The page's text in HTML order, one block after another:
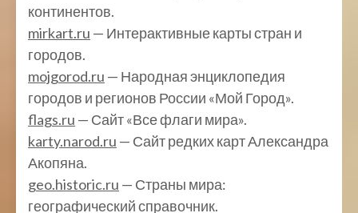
континентов.
mirkart.ru — Интерактивные карты стран и
городов.
mojgorod.ru — Народная энциклопедия
городов и регионов России «Мой Город».
flags.ru — Сайт «Все флаги мира».
karty.narod.ru — Сайт редких карт Александра
Акопяна.
geo.historic.ru — Страны мира:
географический справочник.